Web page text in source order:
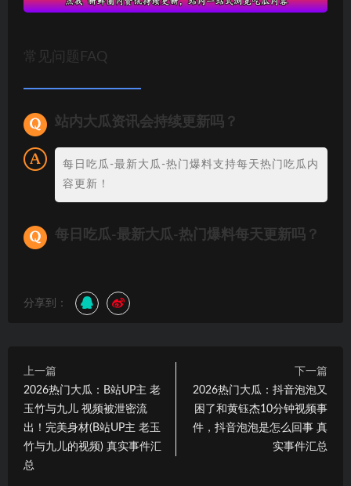
常见问题FAQ
站内大瓜资讯会持续更新吗？
每日吃瓜-最新大瓜-热门爆料支持每天热门吃瓜内
容更新！
每日吃瓜-最新大瓜-热门爆料每天更新吗？
分享到：
上一篇
2026热门大瓜：B站UP主 老
玉竹与九儿 视频被泄密流
出！完美身材(B站UP主 老玉
竹与九儿的视频) 真实事件汇
总
下一篇
2026热门大瓜：抖音泡泡又
困了和黄钰杰10分钟视频事
件，抖音泡泡是怎么回事 真
实事件汇总